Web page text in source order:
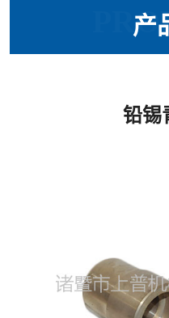
产
铅锡